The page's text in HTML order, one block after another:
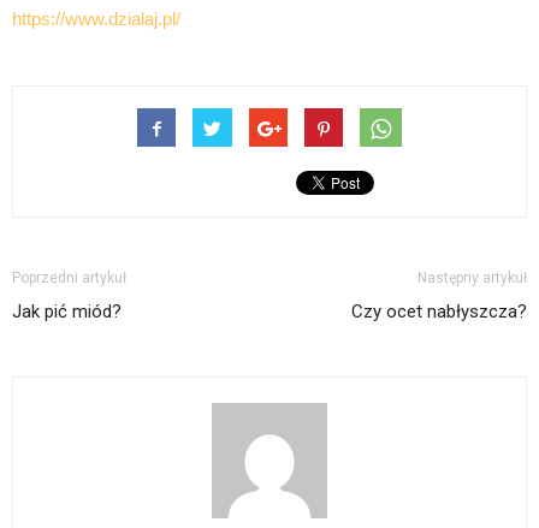
https://www.dzialaj.pl/
Poprzedni artykuł
Jak pić miód?
Następny artykuł
Czy ocet nabłyszcza?